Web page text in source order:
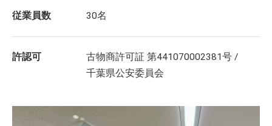
従業員数 30名
許認可
古物商許可証 第441070002381号 /
千葉県公安委員会